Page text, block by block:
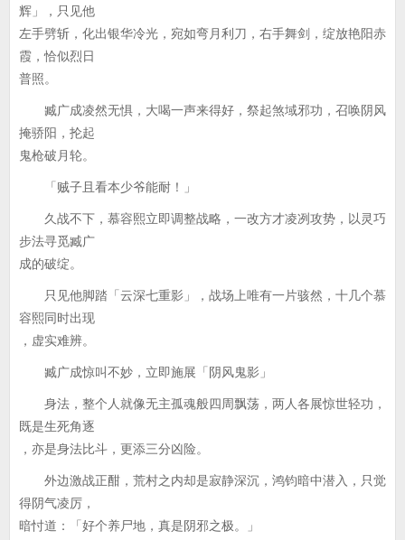
辉」，只见他
左手劈斩，化出银华冷光，宛如弯月利刀，右手舞剑，绽放艳阳赤
霞，恰似烈日
普照。
臧广成凌然无惧，大喝一声来得好，祭起煞域邪功，召唤阴风
掩骄阳，抡起
鬼枪破月轮。
「贼子且看本少爷能耐！」
久战不下，慕容熙立即调整战略，一改方才凌冽攻势，以灵巧
步法寻觅臧广
成的破绽。
只见他脚踏「云深七重影」，战场上唯有一片骇然，十几个慕
容熙同时出现
，虚实难辨。
臧广成惊叫不妙，立即施展「阴风鬼影」
身法，整个人就像无主孤魂般四周飘荡，两人各展惊世轻功，
既是生死角逐
，亦是身法比斗，更添三分凶险。
外边激战正酣，荒村之内却是寂静深沉，鸿钧暗中潜入，只觉
得阴气凌厉，
暗忖道：「好个养尸地，真是阴邪之极。」